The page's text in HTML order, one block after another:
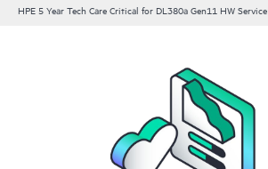
HPE 5 Year Tech Care Critical for DL380a Gen11 HW Service